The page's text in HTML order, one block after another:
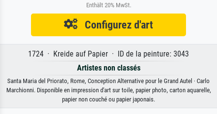
Enthält 20% MwSt.
Configurez d'art
1724 · Kreide auf Papier · ID de la peinture: 3043
Artistes non classés
Santa Maria del Priorato, Rome, Conception Alternative pour le Grand Autel · Carlo
Marchionni. Disponible en impression d'art sur toile, papier photo, carton aquarelle,
papier non couché ou papier japonais.